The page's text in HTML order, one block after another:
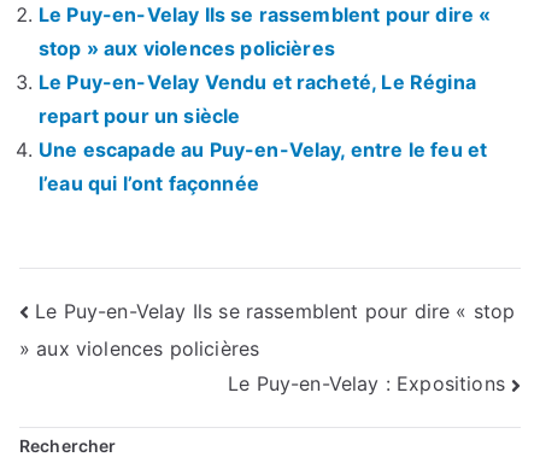
Le Puy-en-Velay Ils se rassemblent pour dire «
stop » aux violences policières
Le Puy-en-Velay Vendu et racheté, Le Régina
repart pour un siècle
Une escapade au Puy-en-Velay, entre le feu et
l’eau qui l’ont façonnée
Navigation
de
l’article
Le Puy-en-Velay Ils se rassemblent pour dire « stop
» aux violences policières
Le Puy-en-Velay : Expositions
Rechercher